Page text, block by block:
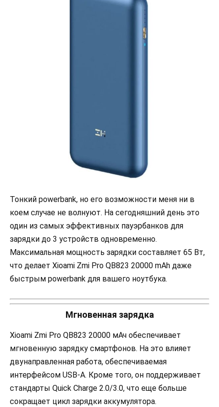
Тонкий powerbank, но его возможности меня ни в
коем случае не волнуют. На сегодняшний день это
один из самых эффективных пауэрбанков для
зарядки до 3 устройств одновременно.
Максимальная мощность зарядки составляет 65 Вт,
что делает Xioami Zmi Pro QB823 20000 mAh даже
быстрым powerbank для вашего ноутбука.
Мгновенная зарядка
Xioami Zmi Pro QB823 20000 мАч обеспечивает
мгновенную зарядку смартфонов. На это влияет
двунаправленная работа, обеспечиваемая
интерфейсом USB-A. Кроме того, он поддерживает
стандарты Quick Charge 2.0/3.0, что еще больше
сокращает цикл зарядки аккумулятора.